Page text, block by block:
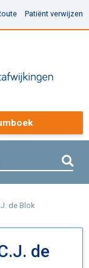
Patiënt verwijzen
de Blok
de